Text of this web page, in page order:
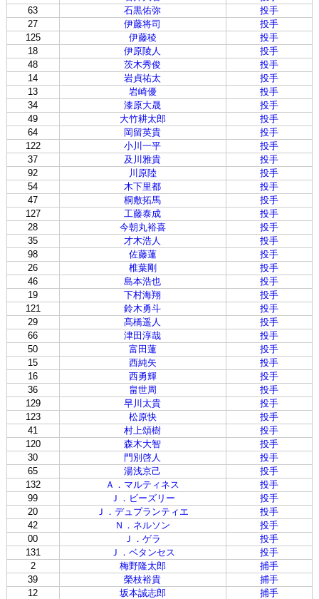
63
石黒佑弥
投手
27
伊藤将司
投手
125
伊藤稜
投手
18
伊原陵人
投手
48
茨木秀俊
投手
14
岩貞祐太
投手
13
岩崎優
投手
34
漆原大晟
投手
49
大竹耕太郎
投手
64
岡留英貴
投手
122
小川一平
投手
37
及川雅貴
投手
92
川原陸
投手
54
木下里都
投手
47
桐敷拓馬
投手
127
工藤泰成
投手
28
今朝丸裕喜
投手
35
才木浩人
投手
98
佐藤蓮
投手
26
椎葉剛
投手
46
島本浩也
投手
19
下村海翔
投手
121
鈴木勇斗
投手
29
髙橋遥人
投手
66
津田淳哉
投手
50
富田蓮
投手
15
西純矢
投手
16
西勇輝
投手
36
畠世周
投手
129
早川太貴
投手
123
松原快
投手
41
村上頌樹
投手
120
森木大智
投手
30
門別啓人
投手
65
湯浅京己
投手
132
Ａ．マルティネス
投手
99
Ｊ．ビーズリー
投手
20
Ｊ．デュプランティエ
投手
42
Ｎ．ネルソン
投手
00
Ｊ．ゲラ
投手
131
Ｊ．ベタンセス
投手
2
梅野隆太郎
捕手
39
榮枝裕貴
捕手
12
坂本誠志郎
捕手